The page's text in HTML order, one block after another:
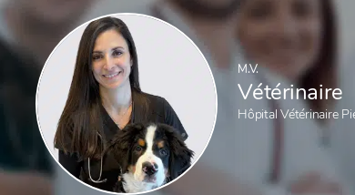
M.V.
Vétérinaire
Hôpital Vétérinaire